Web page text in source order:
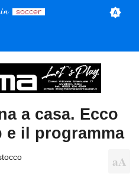
a casa. Ecco
e il programma